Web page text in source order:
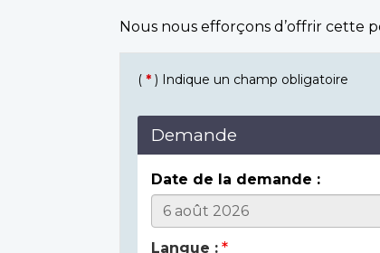
Nous nous efforçons d’offrir cette
( * ) Indique un champ obligatoire
Demande
Date de la demande :
Langue :